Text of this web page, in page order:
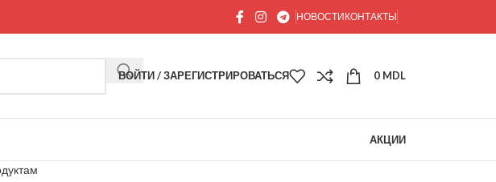
НОВОСТИКОНТАКТЫ
ВОЙТИ / ЗАРЕГИСТРИРОВАТЬСЯ 0 MDL
АКЦИИ